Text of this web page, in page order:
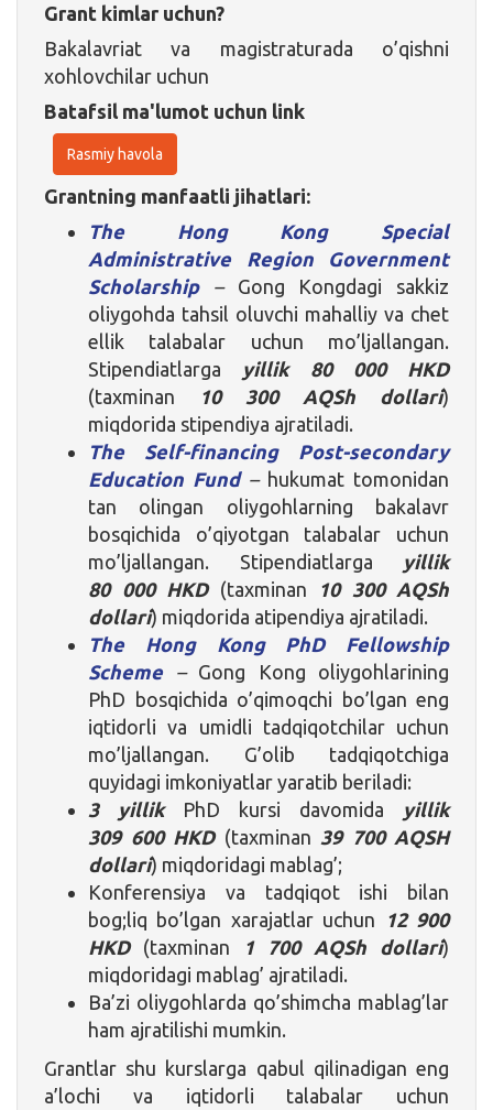
Grant kimlar uchun?
Bakalavriat va magistraturada o’qishni
xohlovchilar uchun
Batafsil ma'lumot uchun link
Rasmiy havola
Grantning manfaatli jihatlari:
The Hong Kong Special
Administrative Region Government
Scholarship– Gong Kongdagi sakkiz
oliygohda tahsil oluvchi mahalliy va chet
ellik talabalar uchun mo’ljallangan.
Stipendiatlarga yillik 80 000 HKD
(taxminan
10 300 AQSh dollari)
miqdorida stipendiya ajratiladi.
The Self-financing Post-secondary
Education Fund– hukumat tomonidan
tan olingan oliygohlarning bakalavr
bosqichida o’qiyotgan talabalar uchun
mo’ljallangan. Stipendiatlarga yillik
80 000 HKD(taxminan
10 300 AQSh
dollari) miqdorida atipendiya ajratiladi.
The Hong Kong PhD Fellowship
Scheme– Gong Kong oliygohlarining
PhD bosqichida o’qimoqchi bo’lgan eng
iqtidorli va umidli tadqiqotchilar uchun
mo’ljallangan. G’olib tadqiqotchiga
quyidagi imkoniyatlar yaratib beriladi:
3 yillikPhD kursi davomida yillik
309 600 HKD(taxminan 39 700 AQSH
dollari) miqdoridagi mablag’;
Konferensiya va tadqiqot ishi bilan
bog;liq bo’lgan xarajatlar uchun 12 900
HKD (taxminan 1 700 AQSh dollari)
miqdoridagi mablag’ ajratiladi.
Ba’zi oliygohlarda qo’shimcha mablag’lar
ham ajratilishi mumkin.
Grantlar shu kurslarga qabul qilinadigan eng
a’lochi va iqtidorli talabalar uchun